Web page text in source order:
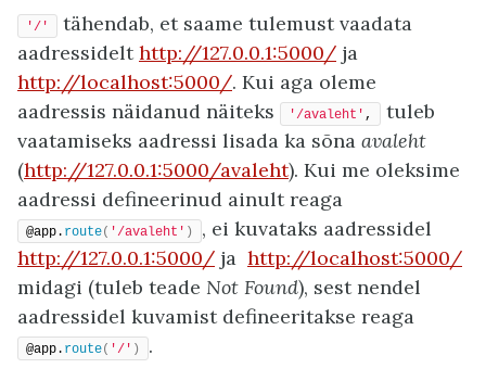
'/'
tähendab, et saame tulemust vaadata
aadressidelthttp://127.0.0.1:5000/ ja
http://localhost:5000/. Kui aga oleme
aadressis näidanud näiteks
'/avaleht' ,
tuleb
vaatamiseks aadressi lisada ka sõna avaleht
(http://127.0.0.1:5000/avaleht). Kui me oleksime
aadressi defineerinud ainult reaga
@app. route( '/avaleht' )
, ei kuvataks aadressidel
http://127.0.0.1:5000/ ja http://localhost:5000/
midagi (tuleb teade Not Found), sest nendel
aadressidel kuvamist defineeritakse reaga
@app. route( '/' )
.